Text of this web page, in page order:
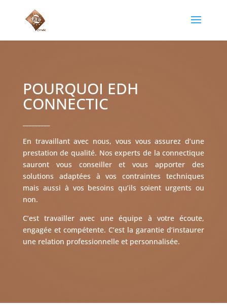
POURQUOI EDH
CONNECTIC
En travaillant avec nous, vous vous assurez d’une
prestation de qualité. Nos experts de la connectique
sauront vous conseiller et vous apporter des
solutions adaptées à vos contraintes techniques
mais aussi à vos besoins qu’ils soient urgents ou
non.
C’est travailler avec une équipe à votre écoute,
engagée et compétente. C’est la garantie d’instaurer
une relation professionnelle et personnalisée.